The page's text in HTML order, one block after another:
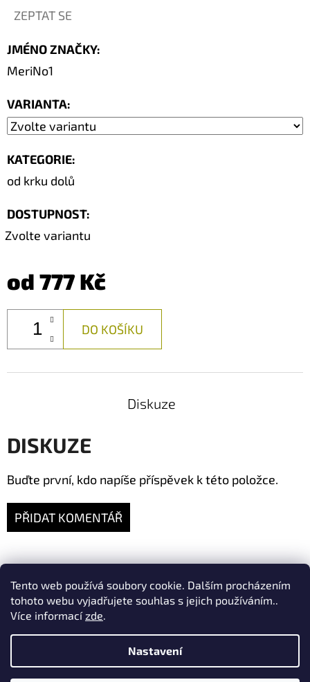
Tento web používá soubory cookie. Dalším procházením
tohoto webu vyjadřujete souhlas s jejich používáním..
Více informacízde.
Nastavení
ZEPTAT SE
JMÉNO ZNAČKY:
MeriNo1
VARIANTA:
KATEGORIE:
od krku dolů
DOSTUPNOST:
Zvolte variantu
od 777 Kč
DO KOŠÍKU
Diskuze
DISKUZE
Buďte první, kdo napíše příspěvek k této položce.
PŘIDAT KOMENTÁŘ
Z
Á
P
A
ta-ry.cz fler.cz/merino1
FacebookInstagram